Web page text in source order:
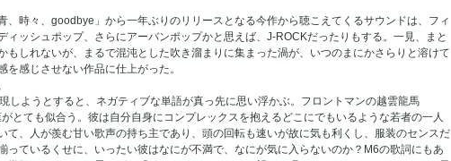
、時々、goodbye」から一年ぶりのリリースとなる今作から聴こえてくるサウンドは、フィ
ィッシュポップ、さらにアーバンポップかと思えば、J-ROCKだったりもする。一見、まと
もしれないが、まるで混沌とした吹き溜まりに集まった渦が、いつのまにかさらりと溶けて
感じさせない作品に仕上がった。
しようとすると、ネガティブな単語が真っ先に思い浮かぶ。フロントマンの越雲龍馬
とても似合う。彼は自分自身にコンプレックスを抱えるどこにでもいるような若者の一人
て、人が羨む甘い歌声の持ち主であり、頭の回転も速いが故に気も利くし、服装のセンスだ
っているくせに、いったい彼はなにが不満で、なにが気に入らないのか？M6の歌詞にもあ